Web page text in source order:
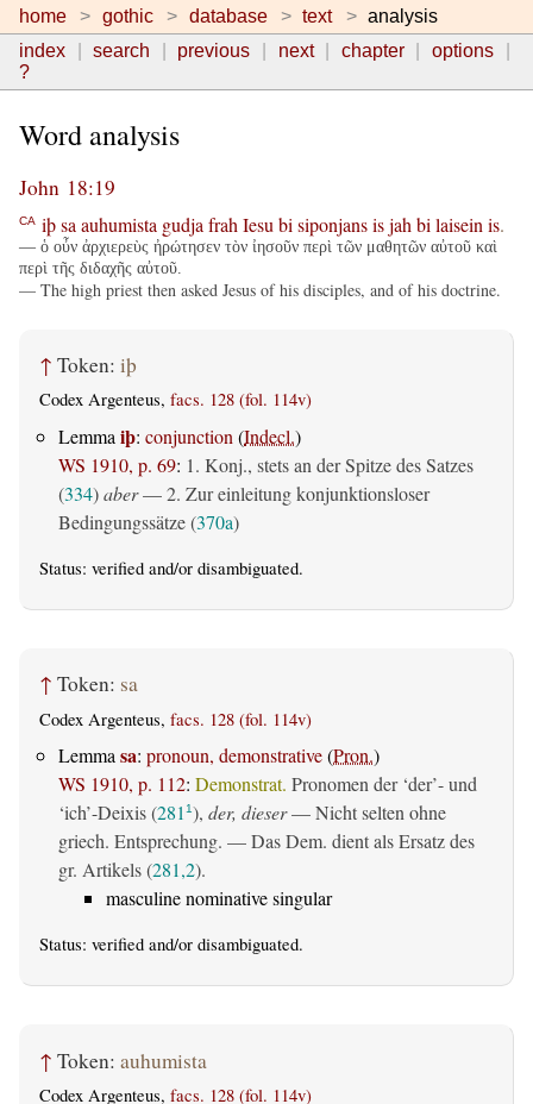
home gothic database text
analysis
index
search previous next chapter
options
?
Word analysis
John 18:19
CA iþsa auhumista gudja frah Iesu bi siponjansisjah bi laisein is.
— ὁ οὖν ἀρχιερεὺς ἠρώτησεν τὸν ἰησοῦν περὶ τῶν μαθητῶν αὐτοῦ καὶ
περὶ τῆς διδαχῆς αὐτοῦ.
— The high priest then asked Jesus of his disciples, and of his doctrine.
↑ Token: iþ
Codex Argenteus, facs. 128 (fol. 114v)
Lemma iþ: conjunction (Indecl.)
WS 1910, p. 69: 1. Konj., stets an der Spitze des Satzes
(334)aber— 2. Zur einleitung konjunktionsloser
Bedingungssätze (370a)
Status: verified and/or disambiguated.
↑ Token: sa
Codex Argenteus, facs. 128 (fol. 114v)
Lemma sa: pronoun, demonstrative(Pron.)
WS 1910, p. 112: Demonstrat. Pronomen der ‘der’- und
‘ich’-Deixis (281 1), der, dieser— Nicht selten ohne
griech. Entsprechung. — Das Dem. dient als Ersatz des
gr. Artikels (281,2).
masculine nominative singular
Status: verified and/or disambiguated.
↑ Token: auhumista
Codex Argenteus, facs. 128 (fol. 114v)